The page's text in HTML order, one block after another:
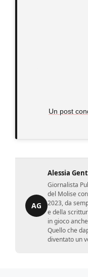
Un post
AG
Alessia
Giornalista
del Molise
2023, da
e della
in gioco
Quello che
diventato un